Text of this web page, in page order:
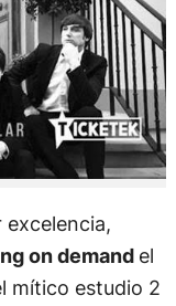
excelencia,
on demand el
mítico estudio 2